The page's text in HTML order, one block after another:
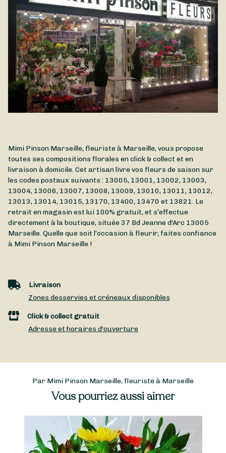
belle saison de l'année. Composé de fleurs estivales, le
Bouquet Été est disponible à la livraison à Marseille et dans
ses environs.
Mimi Pinson Marseille, fleuriste à Marseille, vous propose
toutes ses compositions florales en click & collect et en
livraison à domicile. Cet artisan livre vos fleurs de saison sur
les codes postaux suivants : 13005, 13001, 13002, 13003,
13004, 13006, 13007, 13008, 13009, 13010, 13011, 13012,
13013, 13014, 13015, 13170, 13400, 13470 et 13821. Le
retrait en magasin est lui 100% gratuit, et s’effectue
directement à la boutique, située37 Bd Jeanne d'Arc 13005
Marseille. Quelle que soit l’occasion à fleurir, faites confiance
à Mimi Pinson Marseille !
Livraison
Zones desservies et créneaux disponibles
Click & collect gratuit
Adresse et horaires d'ouverture
Par Mimi Pinson Marseille, fleuriste à Marseille
Vous pourriez aussi aimer